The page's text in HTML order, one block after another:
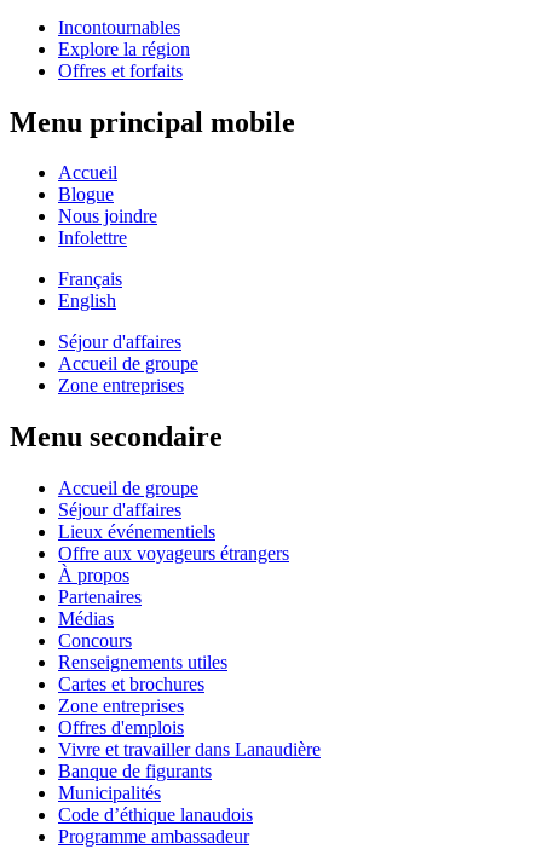
Incontournables
Explore la région
Offres et forfaits
Menu principal mobile
Accueil
Blogue
Nous joindre
Infolettre
Français
English
Séjour d'affaires
Accueil de groupe
Zone entreprises
Menu secondaire
Accueil de groupe
Séjour d'affaires
Lieux événementiels
Offre aux voyageurs étrangers
À propos
Partenaires
Médias
Concours
Renseignements utiles
Cartes et brochures
Zone entreprises
Offres d'emplois
Vivre et travailler dans Lanaudière
Banque de figurants
Municipalités
Code d’éthique lanaudois
Programme ambassadeur